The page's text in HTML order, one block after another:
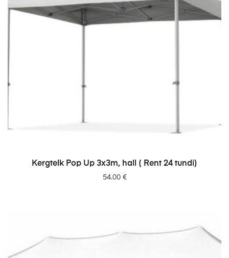
LISA PÄRINGUSSE
Kergtelk Pop Up 3x3m, hall ( Rent 24 tundi)
54.00 €